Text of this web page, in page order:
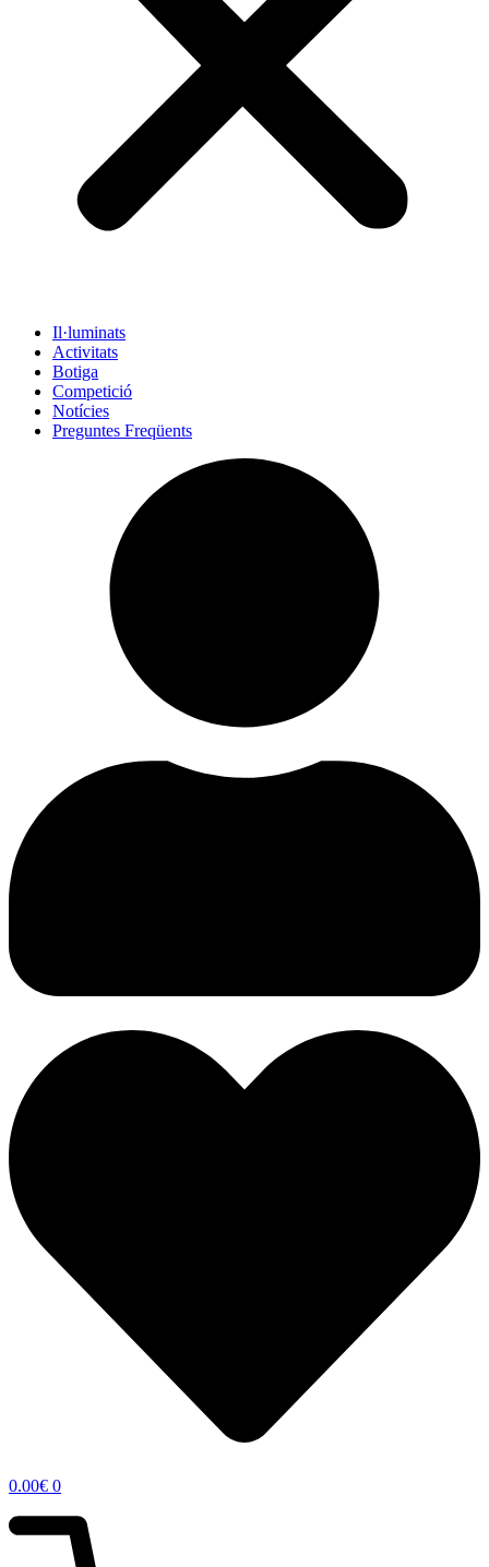
Il·luminats
Activitats
Botiga
Competició
Notícies
Preguntes Freqüents
0.00€ 0